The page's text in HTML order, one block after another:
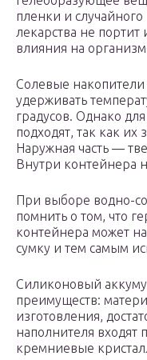
пленки и
лекарства не портит
влияния на
Солевые накопители
удерживать
градусов. Однако
подходят, так как их
Наружная часть —
Внутри контейнера
При выборе водно-
помнить о том, что
контейнера может
сумку и тем самым
Силиконовый
преимуществ:
изготовления,
наполнителя
кремниевые